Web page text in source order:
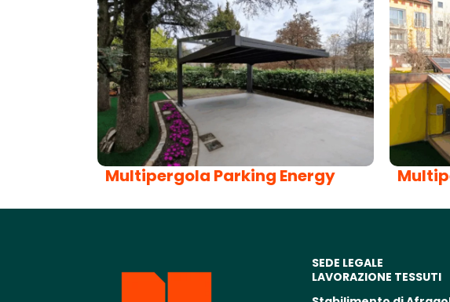
Multipergola Parking Energy
SEDE LEGALE
LAVORAZIONE TESSUTI